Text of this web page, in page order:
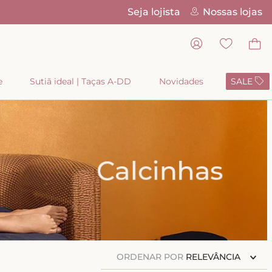
Cupom
Seja lojista Nossas lojas
Sutiã ideal | Taças A-DD Novidades SALE
ORDENAR POR RELEVÂNCIA